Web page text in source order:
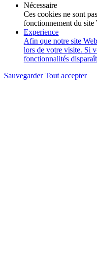
Nécessaire
Ces cookies ne sont
fonctionnement du site
Experience
Afin que notre site
lors de votre visite. Si
fonctionnalités
SauvegarderTout accepter